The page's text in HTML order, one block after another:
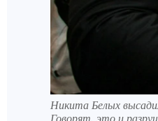
Никита Белых
Говорят, это и